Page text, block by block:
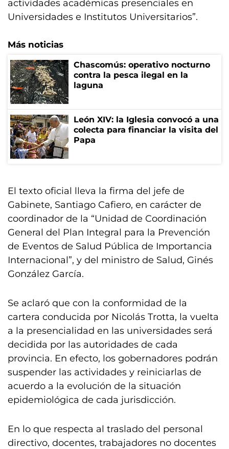
actividades académicas presenciales en
Universidades e Institutos Universitarios”.
Más noticias
Chascomús: operativo nocturno
contra la pesca ilegal en la
laguna
León XIV: la Iglesia convocó a una
colecta para financiar la visita del
Papa
El texto oficial lleva la firma del jefe de
Gabinete, Santiago Cafiero, en carácter de
coordinador de la “Unidad de Coordinación
General del Plan Integral para la Prevención
de Eventos de Salud Pública de Importancia
Internacional”, y del ministro de Salud, Ginés
González García.
Se aclaró que con la conformidad de la
cartera conducida por Nicolás Trotta, la vuelta
a la presencialidad en las universidades será
decidida por las autoridades de cada
provincia. En efecto, los gobernadores podrán
suspender las actividades y reiniciarlas de
acuerdo a la evolución de la situación
epidemiológica de cada jurisdicción.
En lo que respecta al traslado del personal
directivo, docentes, trabajadores no docentes